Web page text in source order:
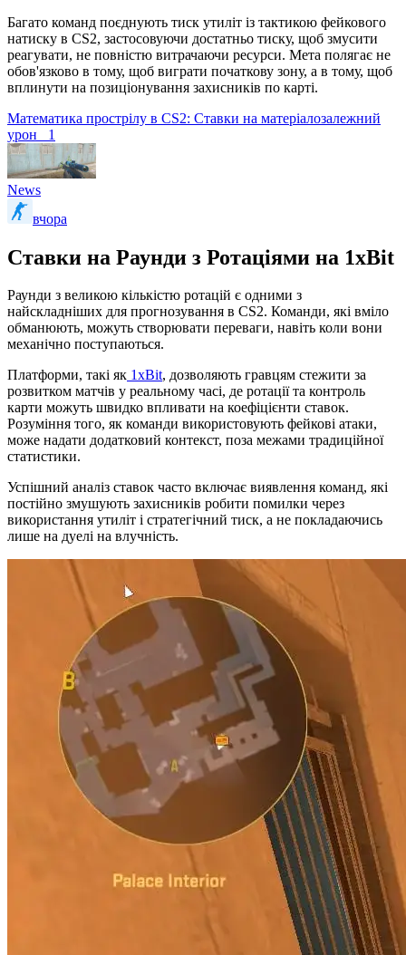
Багато команд поєднують тиск утиліт із тактикою фейкового
натиску в CS2, застосовуючи достатньо тиску, щоб змусити
реагувати, не повністю витрачаючи ресурси. Мета полягає не
обов'язково в тому, щоб виграти початкову зону, а в тому, щоб
вплинути на позиціонування захисників по карті.
Математика прострілу в CS2: Ставки на матеріалозалежний
урон 1
News
вчора
Ставки на Раунди з Ротаціями на 1xBit
Раунди з великою кількістю ротацій є одними з
найскладніших для прогнозування в CS2. Команди, які вміло
обманюють, можуть створювати переваги, навіть коли вони
механічно поступаються.
Платформи, такі як 1xBit, дозволяють гравцям стежити за
розвитком матчів у реальному часі, де ротації та контроль
карти можуть швидко впливати на коефіцієнти ставок.
Розуміння того, як команди використовують фейкові атаки,
може надати додатковий контекст, поза межами традиційної
статистики.
Успішний аналіз ставок часто включає виявлення команд, які
постійно змушують захисників робити помилки через
використання утиліт і стратегічний тиск, а не покладаючись
лише на дуелі на влучність.